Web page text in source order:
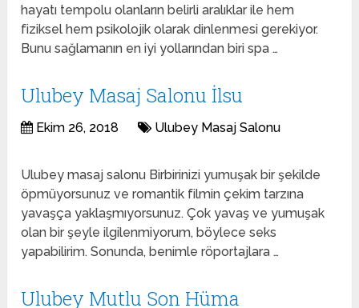
hayatı tempolu olanların belirli aralıklar ile hem
fiziksel hem psikolojik olarak dinlenmesi gerekiyor.
Bunu sağlamanın en iyi yollarından biri spa …
Ulubey Masaj Salonu İlsu
Ekim 26, 2018 Ulubey Masaj Salonu
Ulubey masaj salonu Birbirinizi yumuşak bir şekilde
öpmüyorsunuz ve romantik filmin çekim tarzına
yavaşça yaklaşmıyorsunuz. Çok yavaş ve yumuşak
olan bir şeyle ilgilenmiyorum, böylece seks
yapabilirim. Sonunda, benimle röportajlara …
Ulubey Mutlu Son Hüma